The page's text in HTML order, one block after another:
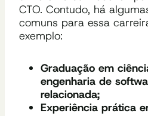
CTO. Contudo, há
comuns para essa
exemplo:
Graduação em
engenharia de
relacionada;
Experiência prática